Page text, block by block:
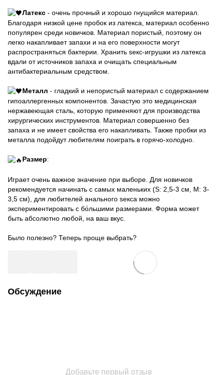
Латекс - очень прочный и хорошо гнущийся материал.
Благодаря низкой цене пробок из латекса, материал особенно
популярен среди новичков. Материал пористый, поэтому он
легко накапливает запахи и на его поверхности могут
распространяться бактерии. Хранить sекс-игрушки из латекса
вдали от источников запаха и очищать специальным
антибактериальным средством.
Металл - гладкий и непористый материал с содержанием
гипоаллергенных компонентов. Зачастую это медицинская
нержавеющая сталь, которую применяют для производства
хирургических инструментов. Материал совершенно без
запаха и не имеет свойства его накапливать. Также пробки из
металла подойдут любителям поиграть в горячо-холодно.
Размер:
Играет очень важное значение при выборе. Для новичков
рекомендуется начинать с самых маленьких (S: 2,5-3 см, M: 3-
3,5 см), для любителей анального sекса можно
экспериментировать с бо́льшими размерами. Форма может
быть абсолютно любой, на ваш вкус.
Было полезно? Теперь проще выбрать?
Обсуждение
Добавьте первый отзыв